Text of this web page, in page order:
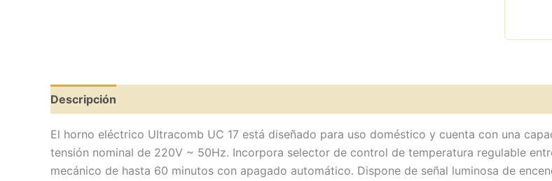
Descripción
El horno eléctrico Ultracomb UC 17 está diseñado para uso doméstico y cuenta con una
tensión nominal de 220V ~ 50Hz. Incorpora selector de control de temperatura regulable
mecánico de hasta 60 minutos con apagado automático. Dispone de señal luminosa de